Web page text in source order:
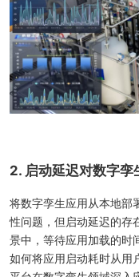
2. 启动延迟对数字
将数字孪生应用从本地部
性问题，但启动延迟的存
景中，等待应用加载的时
如何将应用启动耗时从用